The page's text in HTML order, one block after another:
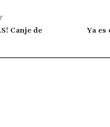
Canje de
Ya es